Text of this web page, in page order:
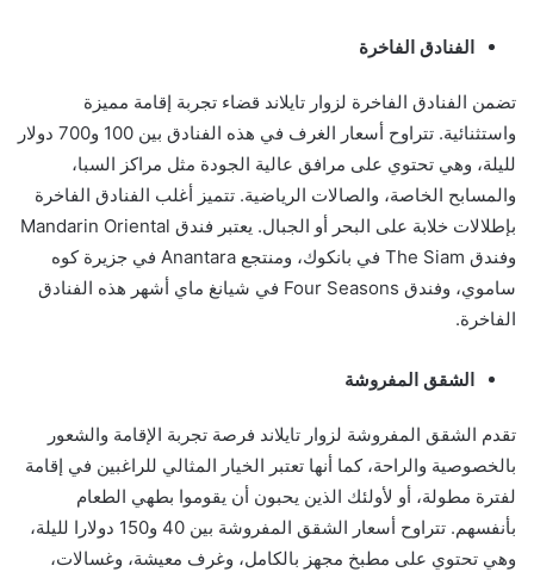
الفنادق الفاخرة
تضمن الفنادق الفاخرة لزوار تايلاند قضاء تجربة إقامة مميزة
واستثنائية. تتراوح أسعار الغرف في هذه الفنادق بين 100 و700 دولار
لليلة، وهي تحتوي على مرافق عالية الجودة مثل مراكز السبا،
والمسابح الخاصة، والصالات الرياضية. تتميز أغلب الفنادق الفاخرة
بإطلالات خلابة على البحر أو الجبال. يعتبر فندق Mandarin Oriental
وفندق The Siam في بانكوك، ومنتجع Anantara في جزيرة كوه
ساموي، وفندق Four Seasons في شيانغ ماي أشهر هذه الفنادق
الفاخرة.
الشقق المفروشة
تقدم الشقق المفروشة لزوار تايلاند فرصة تجربة الإقامة والشعور
بالخصوصية والراحة، كما أنها تعتبر الخيار المثالي للراغبين في إقامة
لفترة مطولة، أو لأولئك الذين يحبون أن يقوموا بطهي الطعام
بأنفسهم. تتراوح أسعار الشقق المفروشة بين 40 و150 دولارا لليلة،
وهي تحتوي على مطبخ مجهز بالكامل، وغرف معيشة، وغسالات،